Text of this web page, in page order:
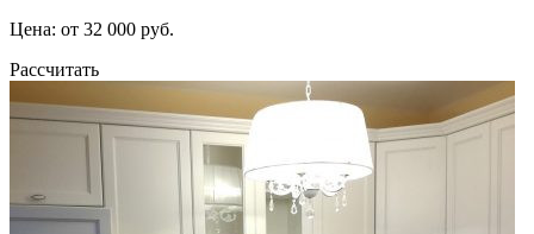
Цена: от 32 000 руб.
Рассчитать